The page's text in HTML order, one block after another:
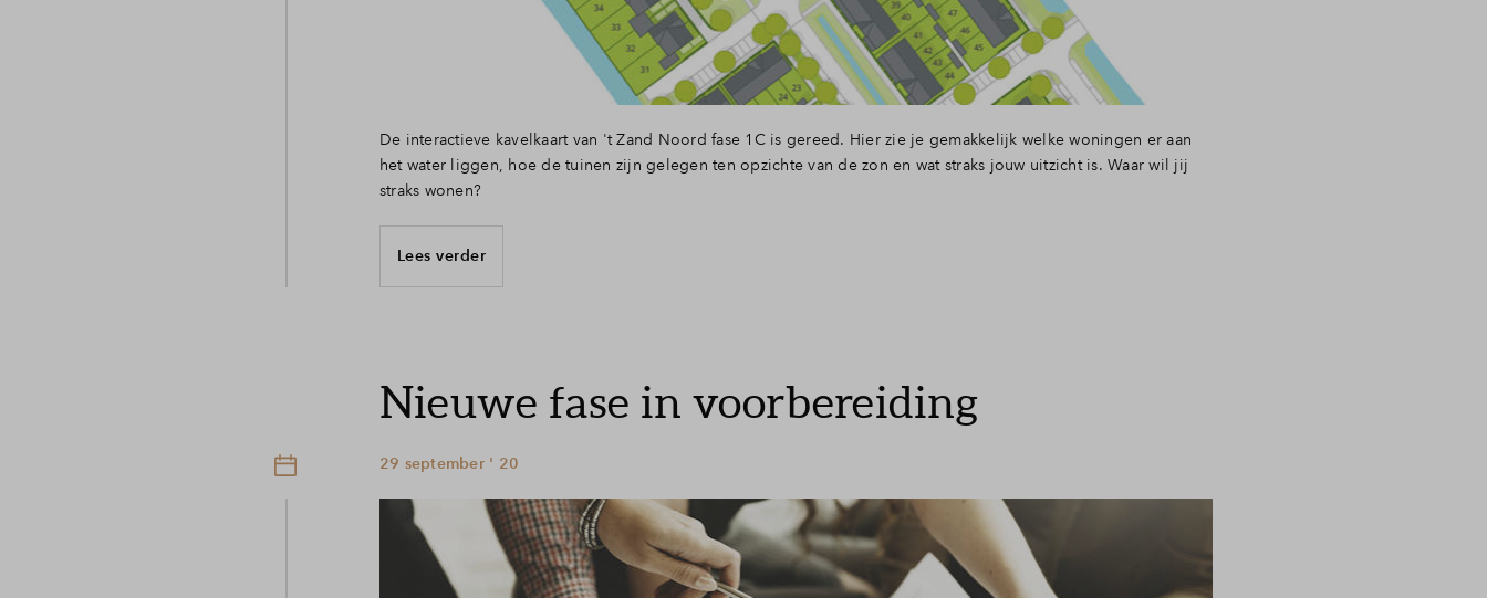
De interactieve kavelkaart van 't Zand Noord fase 1C is gereed. Hier zie je gemakkelijk welke woningen er aan
het water liggen, hoe de tuinen zijn gelegen ten opzichte van de zon en wat straks jouw uitzicht is. Waar wil jij
straks wonen?
Lees verder
Nieuwe fase in voorbereiding
29 september ' 20